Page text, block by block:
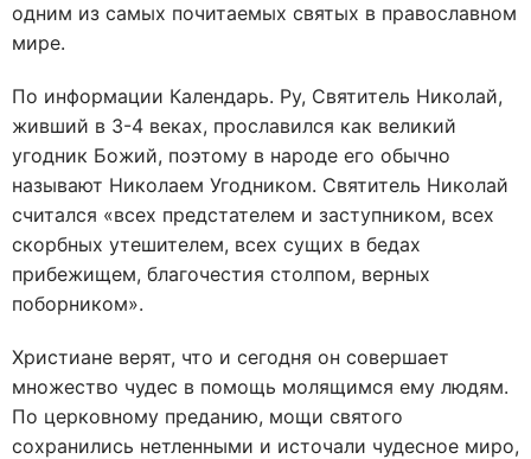
одним из самых почитаемых святых в православном
мире.
По информации Календарь. Ру, Святитель Николай,
живший в 3-4 веках, прославился как великий
угодник Божий, поэтому в народе его обычно
называют Николаем Угодником. Святитель Николай
считался «всех предстателем и заступником, всех
скорбных утешителем, всех сущих в бедах
прибежищем, благочестия столпом, верных
поборником».
Христиане верят, что и сегодня он совершает
множество чудес в помощь молящимся ему людям.
По церковному преданию, мощи святого
сохранились нетленными и источали чудесное миро,